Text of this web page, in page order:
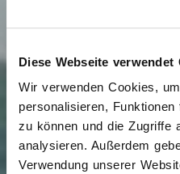
Diese Webseite verwendet
Wir verwenden Cookies,
personalisieren,
zu können und die Zugriffe
analysieren. Außerdem
Verwendung unserer